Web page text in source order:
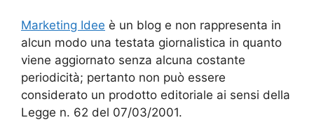
Marketing Idee è un blog e non rappresenta in
alcun modo una testata giornalistica in quanto
viene aggiornato senza alcuna costante
periodicità; pertanto non può essere
considerato un prodotto editoriale ai sensi della
Legge n. 62 del 07/03/2001.